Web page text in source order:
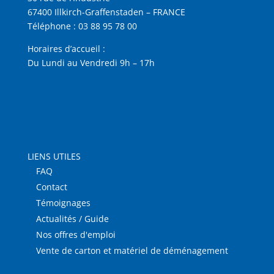
67400 Illkirch-Graffenstaden – FRANCE
Téléphone : 03 88 95 78 00
Horaires d’accueil :
Du Lundi au Vendredi 9h – 17h
LIENS UTILES
FAQ
Contact
Témoignages
Actualités / Guide
Nos offres d'emploi
Vente de carton et matériel de déménagement